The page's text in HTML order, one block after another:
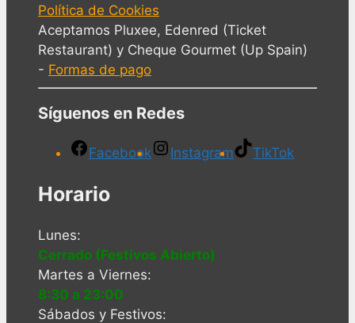
Política de Cookies
Aceptamos Pluxee, Edenred (Ticket
Restaurant) y Cheque Gourmet (Up Spain)
- Formas de pago
Síguenos en Redes
Facebook Instagram TikTok
Horario
Lunes:
Cerrado (Festivos Abierto)
Martes a Viernes:
8:30 a 23:00
Sábados y Festivos: